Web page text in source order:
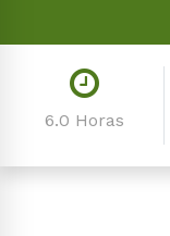
6.0 Horas